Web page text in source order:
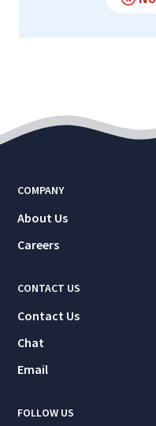
COMPANY
About Us
Careers
CONTACT US
Contact Us
Chat
Email
FOLLOW US